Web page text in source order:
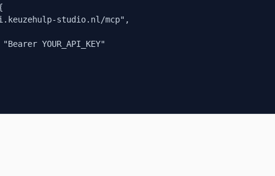
studio.nl/mcp",
YOUR_API_KEY"